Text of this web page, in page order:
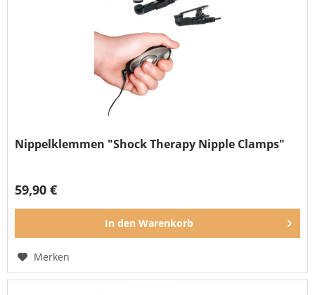
Nippelklemmen "Shock Therapy Nipple Clamps"
59,90 €
In den Warenkorb
Merken